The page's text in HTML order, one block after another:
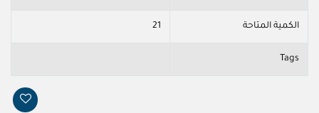
الكمية المتاحة 21
Tags